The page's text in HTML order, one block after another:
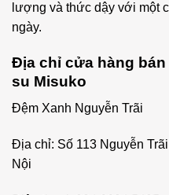
lượng và thức dậy với một
ngày.
Địa chỉ cửa hàng bán
su Misuko
Đệm Xanh Nguyễn Trãi
Địa chỉ: Số 113 Nguyễn
Nội